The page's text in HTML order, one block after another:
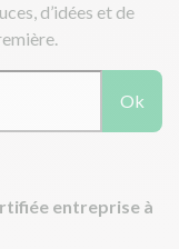
d’idées et de
Ok
entreprise à